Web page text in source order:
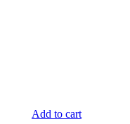
Add to cart